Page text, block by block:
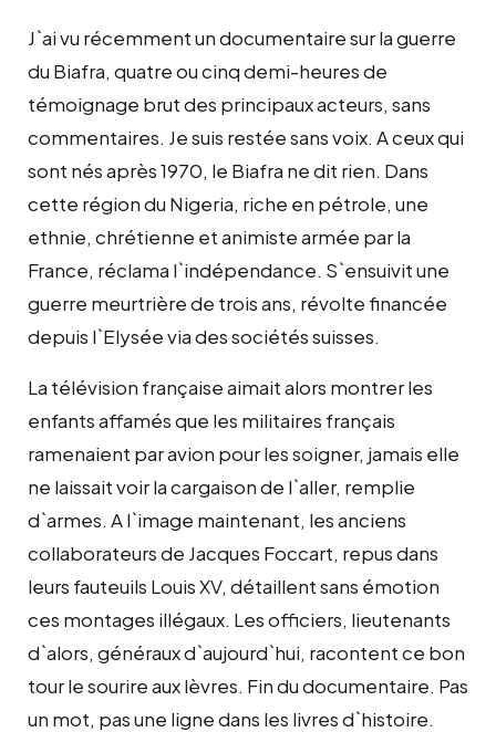
J`ai vu récemment un documentaire sur la guerre
du Biafra, quatre ou cinq demi-heures de
témoignage brut des principaux acteurs, sans
commentaires. Je suis restée sans voix. A ceux qui
sont nés après 1970, le Biafra ne dit rien. Dans
cette région du Nigeria, riche en pétrole, une
ethnie, chrétienne et animiste armée par la
France, réclama l`indépendance. S`ensuivit une
guerre meurtrière de trois ans, révolte financée
depuis l`Elysée via des sociétés suisses.
La télévision française aimait alors montrer les
enfants affamés que les militaires français
ramenaient par avion pour les soigner, jamais elle
ne laissait voir la cargaison de l`aller, remplie
d`armes. A l`image maintenant, les anciens
collaborateurs de Jacques Foccart, repus dans
leurs fauteuils Louis XV, détaillent sans émotion
ces montages illégaux. Les officiers, lieutenants
d`alors, généraux d`aujourd`hui, racontent ce bon
tour le sourire aux lèvres. Fin du documentaire. Pas
un mot, pas une ligne dans les livres d`histoire.